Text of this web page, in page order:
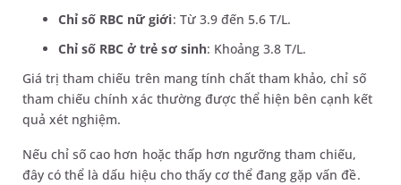
Chỉ số RBC nữ giới: Từ 3.9 đến 5.6 T/L.
Chỉ số RBC ở trẻ sơ sinh: Khoảng 3.8 T/L.
Giá trị tham chiếu trên mang tính chất tham khảo, chỉ số
tham chiếu chính xác thường được thể hiện bên cạnh kết
quả xét nghiệm.
Nếu chỉ số cao hơn hoặc thấp hơn ngưỡng tham chiếu,
đây có thể là dấu hiệu cho thấy cơ thể đang gặp vấn đề.